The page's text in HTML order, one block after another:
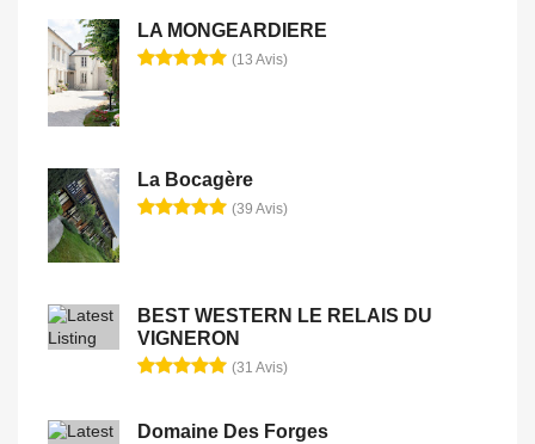
LA MONGEARDIERE
(13 Avis)
La Bocagère
(39 Avis)
BEST WESTERN LE RELAIS DU
VIGNERON
(31 Avis)
Domaine Des Forges